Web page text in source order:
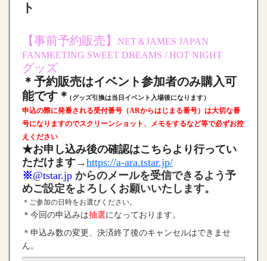
ト
【事前予約販売】
NET＆JAMES JAPAN
FANMEETING SWEET DREAMS / HOT NIGHT
グッズ
＊予約販売はイベント参加者のみ購入可
能です＊ (グッズ引換は当日イベント入場後になります）
申込の際に発番される受付番号（ARからはじまる番号）は大切な番
号になりますのでスクリーンショット、メモをするなど等で必ずお控
えください
★お申し込み後の確認はこちらより行ってい
ただけます→https://a-ara.tstar.jp/
※@tstar.jpからのメールを受信できるよう予
めご設定をよろしくお願いいたします。
＊ご参加の日時をお選びください。
＊今回の申込みは抽選になっております。
＊申込み数の変更、決済終了後のキャンセルはできませ
ん。